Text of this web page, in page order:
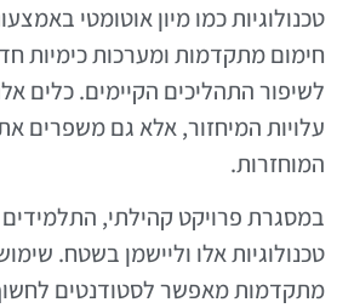
טכנולוגיות כמו מיון אוטומטי
חימום מתקדמות ומערכות כימיות
לשיפור התהליכים הקיימים. כלים
עלויות המיחזור, אלא גם משפרים
המוחזרות.
במסגרת פרויקט קהילתי, התלמידים
טכנולוגיות אלו וליישמן בשטח.
מתקדמות מאפשר לסטודנטים